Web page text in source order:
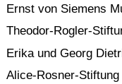
Ernst von Siemens
Theodor-Rogler-
Erika und Georg
Alice-Rosner-Stiftung